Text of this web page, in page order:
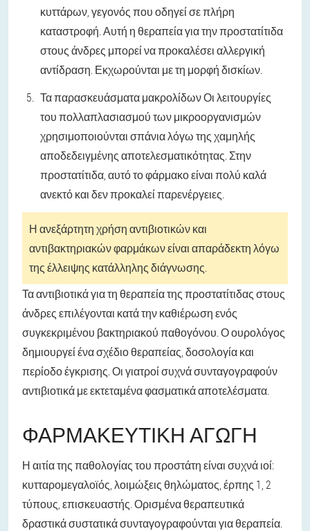
κυττάρων, γεγονός που οδηγεί σε πλήρη
καταστροφή. Αυτή η θεραπεία για την προστατίτιδα
στους άνδρες μπορεί να προκαλέσει αλλεργική
αντίδραση. Εκχωρούνται με τη μορφή δισκίων.
Τα παρασκευάσματα μακρολίδων Οι λειτουργίες
του πολλαπλασιασμού των μικροοργανισμών
χρησιμοποιούνται σπάνια λόγω της χαμηλής
αποδεδειγμένης αποτελεσματικότητας. Στην
προστατίτιδα, αυτό το φάρμακο είναι πολύ καλά
ανεκτό και δεν προκαλεί παρενέργειες.
Η ανεξάρτητη χρήση αντιβιοτικών και
αντιβακτηριακών φαρμάκων είναι απαράδεκτη λόγω
της έλλειψης κατάλληλης διάγνωσης.
Τα αντιβιοτικά για τη θεραπεία της προστατίτιδας στους
άνδρες επιλέγονται κατά την καθιέρωση ενός
συγκεκριμένου βακτηριακού παθογόνου. Ο ουρολόγος
δημιουργεί ένα σχέδιο θεραπείας, δοσολογία και
περίοδο έγκρισης. Οι γιατροί συχνά συνταγογραφούν
αντιβιοτικά με εκτεταμένα φασματικά αποτελέσματα.
ΦΑΡΜΑΚΕΥΤΙΚΉ ΑΓΩΓΉ
Η αιτία της παθολογίας του προστάτη είναι συχνά ιοί:
κυτταρομεγαλοϊός, λοιμώξεις θηλώματος, έρπης 1, 2
τύπους, επισκευαστής. Ορισμένα θεραπευτικά
δραστικά συστατικά συνταγογραφούνται για θεραπεία.